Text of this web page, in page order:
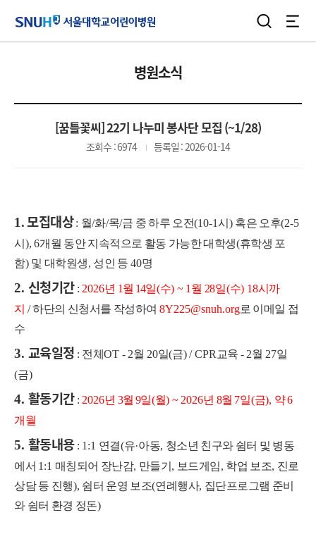
검색
병원소식
[꿈틀꽃씨] 22기 나누미 봉사단 모집 (~1/28)
조회수 : 6974 등록일 : 2026-01-14
1.모집대상 : 월/화/목/금 중 하루 오전(10-1시 ) 혹은 오후(2-5
시 ), 6개월 동안 지속적으로 활동 가능한 대학생(휴학생 포
함) 및 대학원생, 성인 등 40명
2. 신청기간 : 2026년 1월 14일(수) ~ 1 월 28일(수) 18시까
지 /하단의 신청서를 작성하여 8Y225@snuh.org로 이메일 접
수
3. 교육일정 : 전체 OT - 2월 20일(금) / CPR 교육 - 2월 27일
(금)
4. 활동기간 : 2026년 3월 9일(월) ~ 2026년 8월 7일(금), 약6
개월
5. 활동내용 : 1:1 연결(유·아동, 청소년 친구와 쉼터 및 병동
에서 1:1 매칭되어 장난감, 만들기 , 보드게임, 학업 보조, 진로
상담 등 진행), 쉼터 운영 보조(연례행사, 집단프로그램 준비
와 쉼터 환경 정돈)